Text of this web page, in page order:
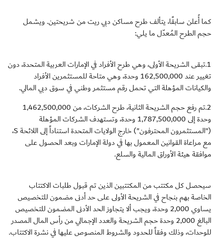
كما أُعلن سابقًا، يتألف طرح مساكن دبي ريت من شريحتين. ويشمل
حجم الطرح المُعدّل ما يلي:
1.تبقى الشريحة الأولى، وهي طرح الأفراد في الإمارات العربية المتحدة، دون
تغيير عند 162,500,000 وحدة، وهي متاحة للمستثمرين الأفراد
والكيانات المؤهلة التي تحمل رقم مستثمر وطني في سوق دبي المالي.
2.تم رفع حجم الشريحة الثانية، طرح الشركات، من 1,462,500,000
وحدة إلى 1,787,500,000 وحدة، وتستهدف الشركات المؤهلة
("المستثمرون المحترفون") خارج الولايات المتحدة استناداً إلى اللائحة S،
مع مراعاة القوانين المعمول بها في دولة الإمارات وبعد الحصول على
موافقة هيئة الأوراق المالية والسلع.
سيحصل كل مكتتب من المكتتبين الذين تم قبول طلبات الاكتتاب
الخاصة بهم بنجاح في الشريحة الأولى على حد أدنى مضمون للتخصيص
يساوي 2,000 وحدة، ويجب ألا يتجاوز الحد الأدنى المضمون للتخصيص
البالغ 2,000 وحدة حجم الشريحة والعدد الإجمالي من رأس المال المصدر
للوحدات، وذلك وفقاً للحدود والشروط المنصوص عليها في نشرة الاكتتاب.